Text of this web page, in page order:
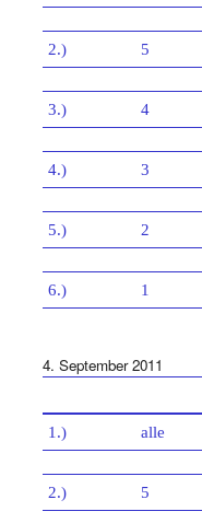
2.) 5
3.) 4
4.) 3
5.) 2
6.) 1
4. September 2011
1.) alle
2.) 5